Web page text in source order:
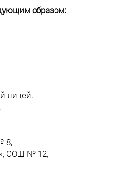
образом:
лицей,
8,
СОШ № 12,